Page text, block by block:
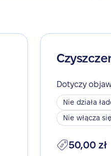
Dotyczy
Nie działa
Nie włącza się
50,00 zł